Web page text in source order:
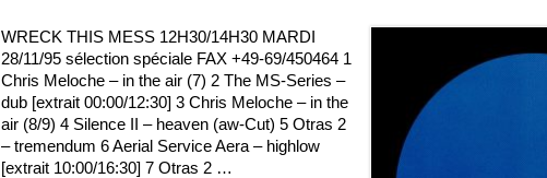
WRECK THIS MESS 12H30/14H30 MARDI
28/11/95 sélection spéciale FAX +49-69/450464 1
Chris Meloche – in the air (7) 2 The MS-Series –
dub [extrait 00:00/12:30] 3 Chris Meloche – in the
air (8/9) 4 Silence II – heaven (aw-Cut) 5 Otras 2
– tremendum 6 Aerial Service Aera – highlow
[extrait 10:00/16:30] 7 Otras 2 …